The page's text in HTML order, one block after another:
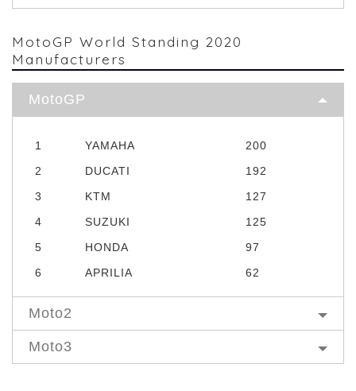
MotoGP World Standing 2020
Manufacturers
MotoGP
1 YAMAHA
200
2
DUCATI
192
3
KTM
127
4
SUZUKI
125
5
HONDA
97
6
APRILIA 62
Moto2
Moto3